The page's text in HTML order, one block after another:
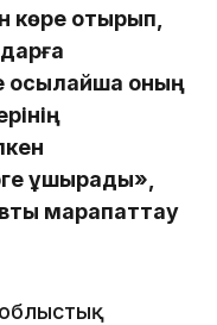
көре отырып,
осылайша оның
ұшырады»,
марапаттау
облыстық